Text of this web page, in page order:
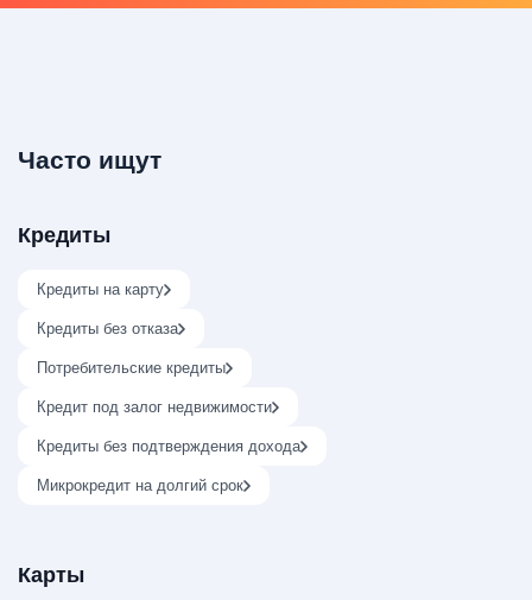
Часто ищут
Кредиты
Кредиты на карту
Кредиты без отказа
Потребительские кредиты
Кредит под залог недвижимости
Кредиты без подтверждения дохода
Микрокредит на долгий срок
Карты